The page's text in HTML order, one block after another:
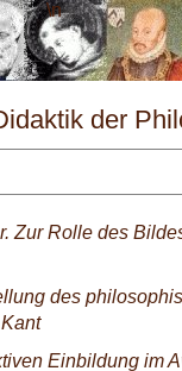
der
2/1982
Zur Rolle des
des
Einbildung im